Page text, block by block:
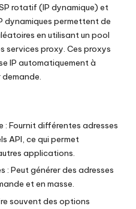
rotatif (IP dynamique) et
dynamiques permettent de
en utilisant un pool
services proxy. Ces proxys
IP automatiquement à
demande.
: Fournit différentes adresses
API, ce qui permet
applications.
: Peut générer des adresses
et en masse.
souvent des options